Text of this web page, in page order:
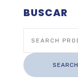
BUSCAR
for:
SEARCH